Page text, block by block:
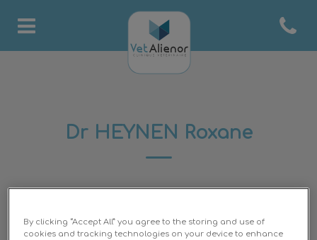
Page d'accueil de Clinique
Open
Dr HEYNEN Roxane
By clicking “Accept All” you agree to the storing and use of
cookies and tracking technologies on your device to enhance